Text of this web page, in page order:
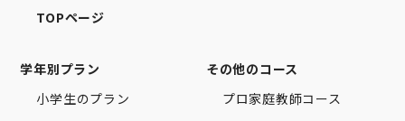
TOPページ
学年別プラン
小学生のプラン
その他のコース
プロ家庭教師コース